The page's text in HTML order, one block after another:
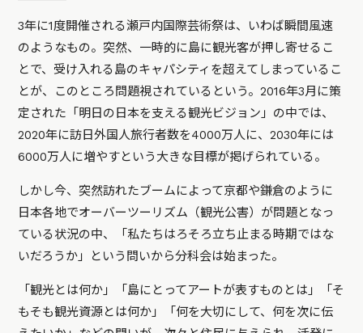
3年に1度開催される瀬戸内国際芸術祭は、いわば瞬間風速
のようなもの。突然、一時的に島に観光客が押し寄せるこ
とで、受け入れる島のキャパシティを超えてしまっているこ
とが、このところ問題視されているという。2016年3月に策
定された「明日の日本を支える観光ビジョン」の中では、
2020年に訪日外国人旅行者数を4000万人に、2030年には
6000万人に増やすという大きな目標が掲げられている。
しかし今、突然訪れたブームによって京都や鎌倉のように
日本各地でオーバーツーリズム（観光公害）が問題となっ
ている状況の中、「私たちはろそろ立ち止まる時期ではな
いだろうか」という問いから分科会は始まった。
「観光とは何か」「島にとってアートが表すものとは」「そ
もそも観光資源とは何か」「何を大切にして、何を次に伝